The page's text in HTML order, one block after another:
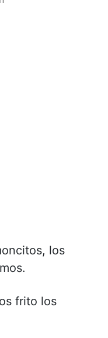
los
frito los